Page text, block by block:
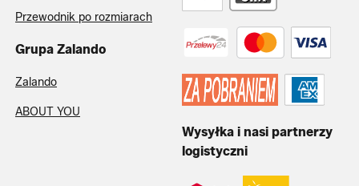
Przewodnik po rozmiarach
Grupa Zalando
Zalando
ABOUT YOU
Wysyłka i nasi partnerzy
logistyczni